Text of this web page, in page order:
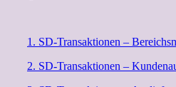
1. SD-Transaktionen –
2. SD-Transaktionen –